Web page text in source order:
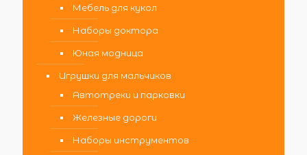
Мебель для кукол
Наборы доктора
Юная модница
Игрушки для мальчиков
Автотреки и парковки
Железные дороги
Наборы инструментов